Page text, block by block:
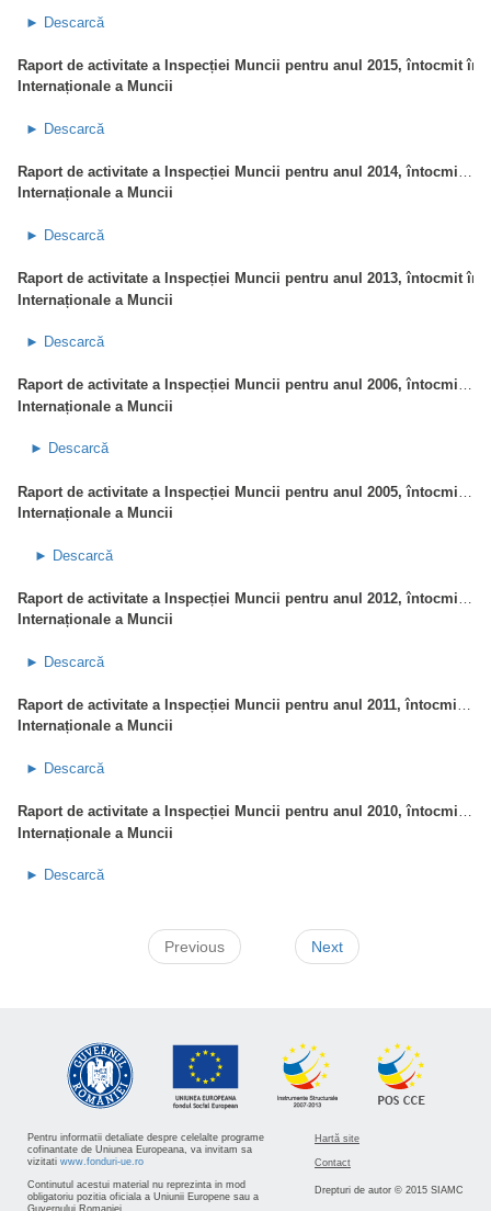
► Descarcă
Raport de activitate a Inspecției Muncii pentru anul 2015, întocmit în
Internaționale a Muncii
► Descarcă
Raport de activitate a Inspecției Muncii pentru anul 2014, întocmit în baza Convențiilor 81 și 129 ale
Internaționale a Muncii
► Descarcă
Raport de activitate a Inspecției Muncii pentru anul 2013, întocmit în
Internaționale a Muncii
► Descarcă
Raport de activitate a Inspecției Muncii pentru anul 2006, întocmit în baza Convențiilor 81 și 129 ale
Internaționale a Muncii
► Descarcă
Internaționale a Muncii
► Descarcă
Internaționale a Muncii
► Descarcă
Raport de activitate a Inspecției Muncii pentru anul 2011, întocmit în baza Convențiilor 81 și 129 ale
Internaționale a Muncii
► Descarcă
Raport de activitate a Inspecției Muncii pentru anul 2010, întocmit în baza Convențiilor 81 și 129 ale
Internaționale a Muncii
► Descarcă
Previous Next
Pentru informatii detaliate despre celelalte programe
cofinantate de Uniunea Europeana, va invitam sa
vizitati www.fonduri-ue.ro
Continutul acestui material nu reprezinta in mod
obligatoriu pozitia oficiala a Uniunii Europene sau a
Hartă site
Contact
Drepturi de autor © 2015 SIAMC